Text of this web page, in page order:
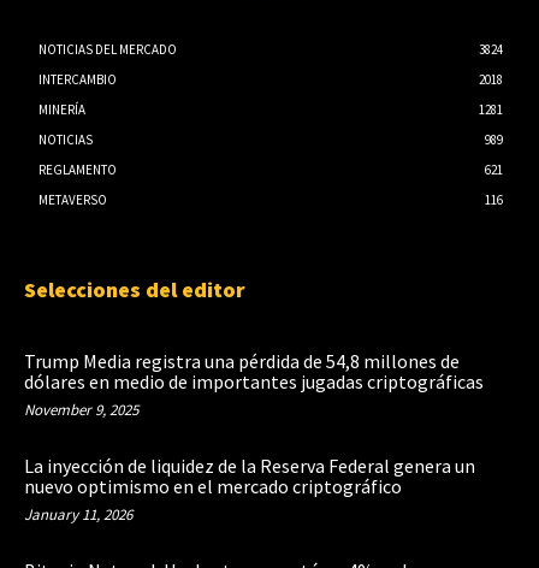
NOTICIAS DEL MERCADO
3824
INTERCAMBIO
2018
MINERÍA
1281
NOTICIAS
989
REGLAMENTO
621
METAVERSO
116
Selecciones del editor
Trump Media registra una pérdida de 54,8 millones de
dólares en medio de importantes jugadas criptográficas
November 9, 2025
La inyección de liquidez de la Reserva Federal genera un
nuevo optimismo en el mercado criptográfico
January 11, 2026